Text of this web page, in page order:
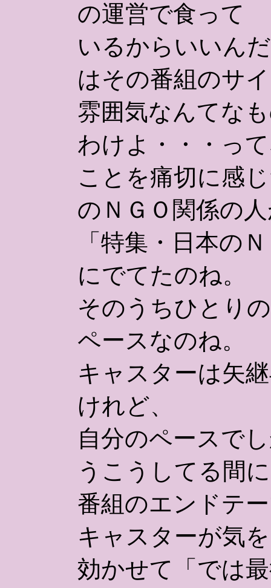
の運営で食って
いるからいいん
はその番組のサ
雰囲気なんてな
わけよ・・・っ
ことを痛切に感
のＮＧＯ関係の
「特集・日本の
にでてたのね。
そのうちひとり
ペースなのね。
キャスターは矢
けれど、
自分のペースで
うこうしてる間に
番組のエンドテ
キャスターが気を
効かせて「では